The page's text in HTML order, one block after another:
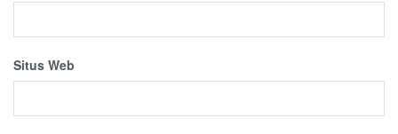
Situs Web